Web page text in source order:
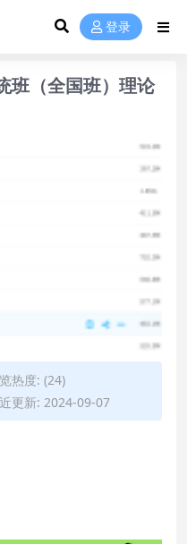
登录
班（全国班）理论
热度: (24)
更新: 2024-09-07